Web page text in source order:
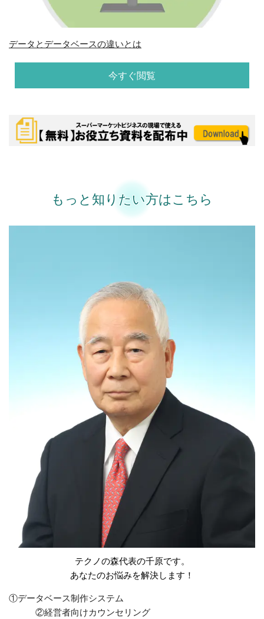
データとデータベースの違いとは
今すぐ閲覧
もっと知りたい方はこちら
テクノの森代表の千原です。
あなたのお悩みを解決します！​
①データベース制作システム
②経営者向けカウンセリング